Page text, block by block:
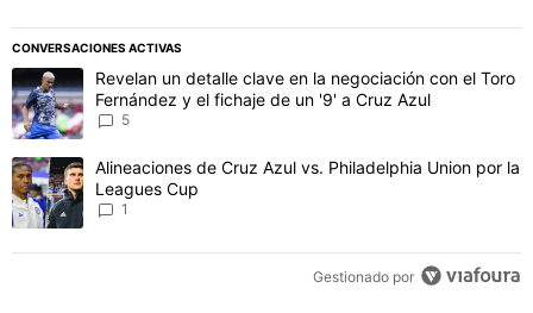
CONVERSACIONES ACTIVAS
Este listado muestra los artículos con más comentarios en los
Un artículo de tendencia con el título "Revelan un detalle clave
Revelan un detalle clave en la negociación con el Toro
Fernández y el fichaje de un '9' a Cruz Azul
5
Un artículo de tendencia con el título "Alineaciones de Cruz Azul
Alineaciones de Cruz Azul vs. Philadelphia Union por la
Leagues Cup
1
Gestionado por